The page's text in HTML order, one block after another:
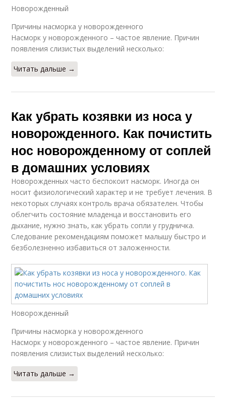
Новорожденный
Причины насморка у новорожденного
Насморк у новорожденного – частое явление. Причин
появления слизистых выделений несколько:
Читать дальше →
Как убрать козявки из носа у
новорожденного. Как почистить
нос новорожденному от соплей
в домашних условиях
Новорожденных часто беспокоит насморк. Иногда он
носит физиологический характер и не требует лечения. В
некоторых случаях контроль врача обязателен. Чтобы
облегчить состояние младенца и восстановить его
дыхание, нужно знать, как убрать сопли у грудничка.
Следование рекомендациям поможет малышу быстро и
безболезненно избавиться от заложенности.
Новорожденный
Причины насморка у новорожденного
Насморк у новорожденного – частое явление. Причин
появления слизистых выделений несколько:
Читать дальше →